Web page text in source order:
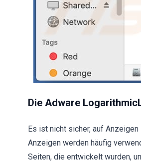
Die Adware
Es ist nicht sicher, auf
Anzeigen werden häufig
Seiten, die entwickelt wurden,